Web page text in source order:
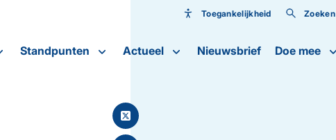
Toegankelijkheid Zoeken
Standpunten Actueel Nieuwsbrief Doe mee